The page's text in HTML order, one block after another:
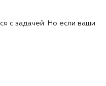
с задачей. Но если ваши